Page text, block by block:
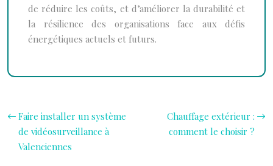
de réduire les coûts, et d’améliorer la durabilité et
la résilience des organisations face aux défis
énergétiques actuels et futurs.
Faire installer un système
de vidéosurveillance à
Valenciennes
Chauffage extérieur :
comment le choisir ?